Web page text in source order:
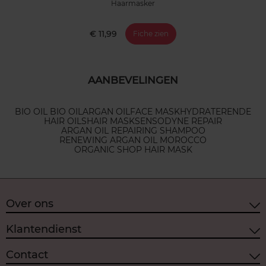
Haarmasker
€ 11,99 Fiche zien
AANBEVELINGEN
BIO OIL BIO OILARGAN OILFACE MASKHYDRATERENDE
HAIR OILSHAIR MASKSENSODYNE REPAIR
ARGAN OIL REPAIRING SHAMPOO
RENEWING ARGAN OIL MOROCCO
ORGANIC SHOP HAIR MASK
Over ons
Klantendienst
Contact